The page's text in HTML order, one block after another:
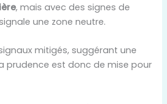
, mais avec des signes de
une zone neutre.
mitigés, suggérant une
prudence est donc de mise pour